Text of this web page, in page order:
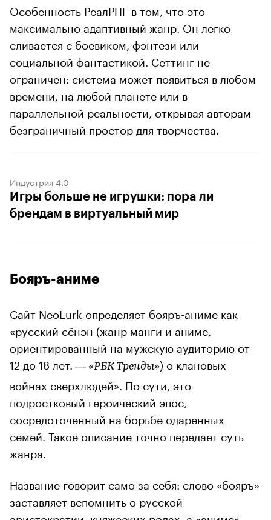
Особенность РеалРПГ в том, что это
максимально адаптивный жанр. Он легко
сливается с боевиком, фэнтези или
социальной фантастикой. Сеттинг не
ограничен: система может появиться в любом
времени, на любой планете или в
параллельной реальности, открывая авторам
безграничный простор для творчества.
Индустрия 4.0
Игры больше не игрушки: пора ли
брендам в виртуальный мир
Бояръ-аниме
Сайт NeoLurk определяет бояръ-аниме как
«русский сёнэн (жанр манги и аниме,
ориентированный на мужскую аудиторию от
12 до 18 лет. — «РБК Тренды») о клановых
войнах сверхлюдей». По сути, это
подростковый героический эпос,
сосредоточенный на борьбе одаренных
семей. Такое описание точно передает суть
жанра.
Название говорит само за себя: слово «бояръ»
заставляет вспомнить о русской